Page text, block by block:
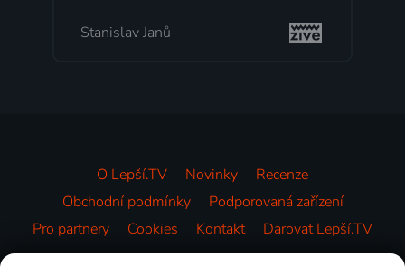
Stanislav Janů
O Lepší.TV Novinky
Recenze
Obchodní podmínky
Podporovaná zařízení
Pro partnery
Cookies Kontakt Darovat Lepší.TV